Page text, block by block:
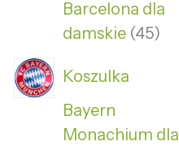
Barcelona dla
damskie 45
Koszulka
Bayern
Monachium dla